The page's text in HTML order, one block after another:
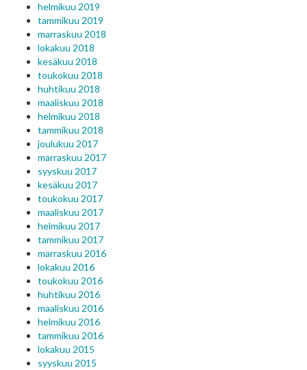
helmikuu 2019
tammikuu 2019
marraskuu 2018
lokakuu 2018
kesäkuu 2018
toukokuu 2018
huhtikuu 2018
maaliskuu 2018
helmikuu 2018
tammikuu 2018
joulukuu 2017
marraskuu 2017
syyskuu 2017
kesäkuu 2017
toukokuu 2017
maaliskuu 2017
helmikuu 2017
tammikuu 2017
marraskuu 2016
lokakuu 2016
toukokuu 2016
huhtikuu 2016
maaliskuu 2016
helmikuu 2016
tammikuu 2016
lokakuu 2015
syyskuu 2015